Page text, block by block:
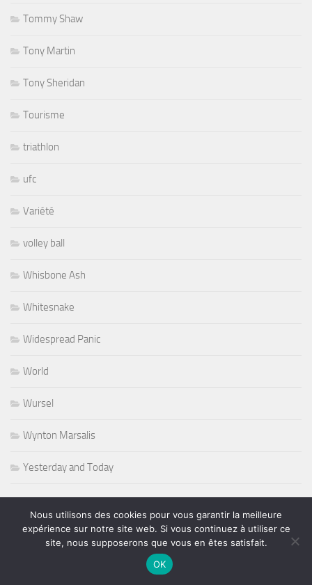
Tommy Shaw
Tony Martin
Tony Sheridan
Tourisme
triathlon
ufc
Variété
volley ball
Whisbone Ash
Whitesnake
Widespread Panic
World
Wursel
Wynton Marsalis
Yesterday and Today
PLUS
Nous utilisons des cookies pour vous garantir la meilleure
expérience sur notre site web. Si vous continuez à utiliser ce
site, nous supposerons que vous en êtes satisfait.
OK